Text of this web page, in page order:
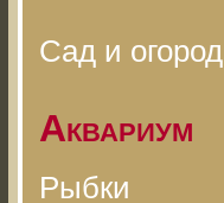
Сад и огород
Аквариум
Рыбки